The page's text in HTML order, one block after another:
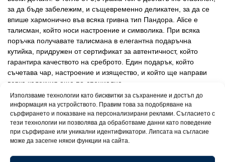
Използваме технологии като бисквитки за съхранение и достъп до
информация на устройството. Правим това за подобряване на
сърфирането и показване на персонализирани реклами. Съгласието с
тези технологии ни позволява да обработваме данни като поведение
при сърфиране или уникални идентификатори. Липсата на съгласие
може да засегне някои функции на сайта.
за да бъде забележим, и същевременно деликатен, за да се
впише хармонично във всяка гривна тип Пандора. Alice е
талисман, който носи настроение и символика. При всяка
поръчка получавате талисмана в елегантна подаръчна
кутийка, придружен от сертификат за автентичност, който
гарантира качеството на среброто. Един подарък, който
съчетава чар, настроение и изящество, и който ще направи
всяка колекция още по-специална.